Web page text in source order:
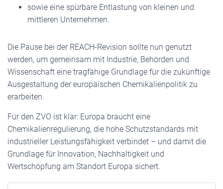
sowie eine spürbare Entlastung von kleinen und
mittleren Unternehmen.
Die Pause bei der REACH-Revision sollte nun genutzt
werden, um gemeinsam mit Industrie, Behörden und
Wissenschaft eine tragfähige Grundlage für die zukünftige
Ausgestaltung der europäischen Chemikalienpolitik zu
erarbeiten.
Für den ZVO ist klar: Europa braucht eine
Chemikalienregulierung, die hohe Schutzstandards mit
industrieller Leistungsfähigkeit verbindet – und damit die
Grundlage für Innovation, Nachhaltigkeit und
Wertschöpfung am Standort Europa sichert.